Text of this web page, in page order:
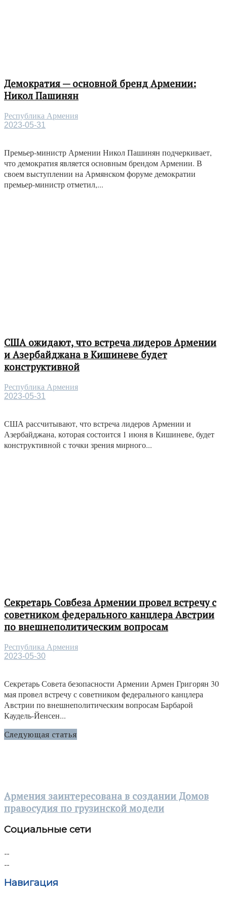
Демократия — основной бренд Армении:
Никол Пашинян
Республика Армения
2023-05-31
Премьер-министр Армении Никол Пашинян подчеркивает,
что демократия является основным брендом Армении. В
своем выступлении на Армянском форуме демократии
премьер-министр отметил,...
США ожидают, что встреча лидеров Армении
и Азербайджана в Кишиневе будет
конструктивной
Республика Армения
2023-05-31
США рассчитывают, что встреча лидеров Армении и
Азербайджана, которая состоится 1 июня в Кишиневе, будет
конструктивной с точки зрения мирного...
Секретарь Совбеза Армении провел встречу с
советником федерального канцлера Австрии
по внешнеполитическим вопросам
Республика Армения
2023-05-30
Секретарь Совета безопасности Армении Армен Григорян 30
мая провел встречу с советником федерального канцлера
Австрии по внешнеполитическим вопросам Барбарой
Каудель-Йенсен...
Следующая статья
Армения заинтересована в создании Домов
правосудия по грузинской модели
Социальные сети
Навигация